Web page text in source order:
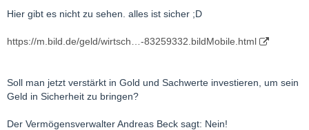
Hier gibt es nicht zu sehen. alles ist sicher ;D
https://m.bild.de/geld/wirtsch…-83259332.bildMobile.html
Soll man jetzt verstärkt in Gold und Sachwerte investieren, um sein
Geld in Sicherheit zu bringen?
Der Vermögensverwalter Andreas Beck sagt: Nein!